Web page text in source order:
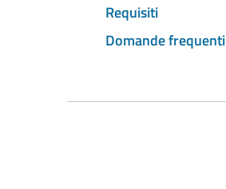
Requisiti
Domande frequenti